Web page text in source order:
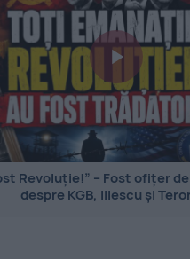
Revoluție!” – Fost ofițer
despre KGB, Iliescu și